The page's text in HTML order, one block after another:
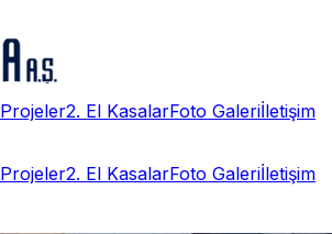
Projeler2. El KasalarFoto Galeriİletişim
Projeler2. El KasalarFoto Galeriİletişim